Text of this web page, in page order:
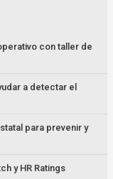
con taller de
a detectar el
para prevenir y
y HR Ratings